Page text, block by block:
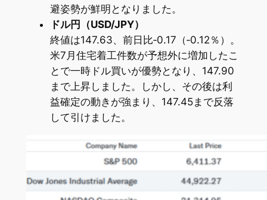
避姿勢が鮮明となりました。
ドル円（USD/JPY）
終値は147.63、前日比‐0.17（‐0.12％）。
米7月住宅着工件数が予想外に増加したこ
とで一時ドル買いが優勢となり、147.90
まで上昇しました。しかし、その後は利
益確定の動きが強まり、147.45まで反落
して引けました。